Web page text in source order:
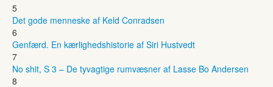
5
Det gode menneske af Keld Conradsen
6
Genfærd. En kærlighedshistorie af Siri Hustvedt
7
No shit, S 3 – De tyvagtige rumvæsner af Lasse Bo Andersen
8